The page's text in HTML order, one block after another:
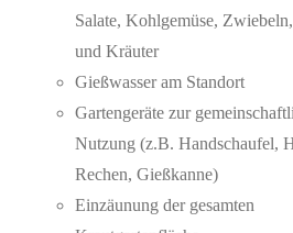
Salate, Kohlgemüse,
und Kräuter
Gießwasser am Standort
Gartengeräte zur
Nutzung (z.B. Handschaufel,
Rechen, Gießkanne)
Einzäunung der gesamten